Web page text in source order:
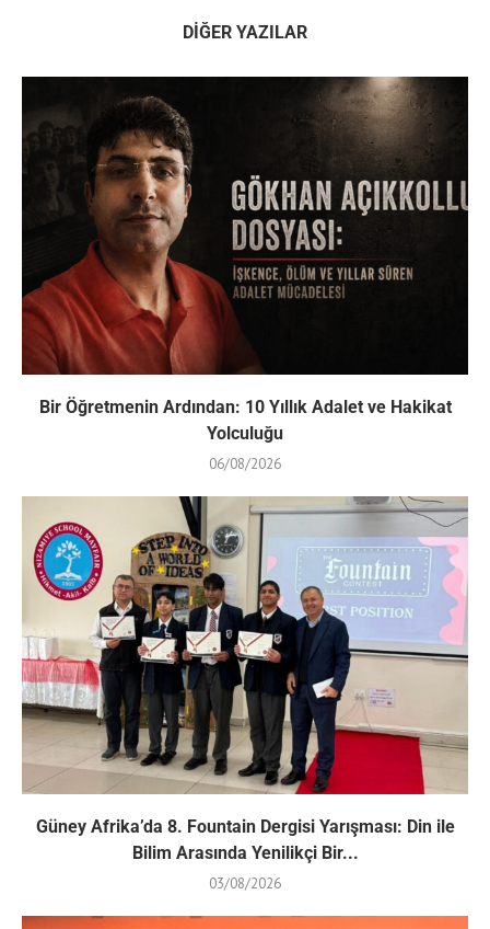
DIĞER YAZILAR
Bir Öğretmenin Ardından: 10 Yıllık Adalet ve Hakikat
Yolculuğu
06/08/2026
Güney Afrika’da 8. Fountain Dergisi Yarışması: Din ile
Bilim Arasında Yenilikçi Bir...
03/08/2026